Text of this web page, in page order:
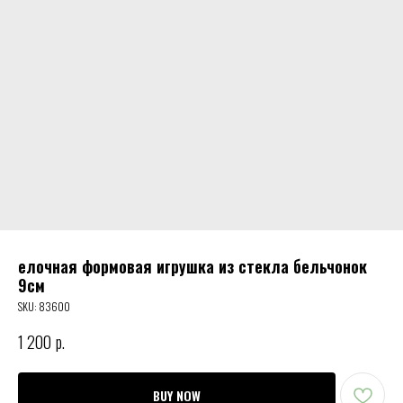
елочная формовая игрушка из стекла бельчонок
9см
SKU: 83600
1 200 р.
BUY NOW